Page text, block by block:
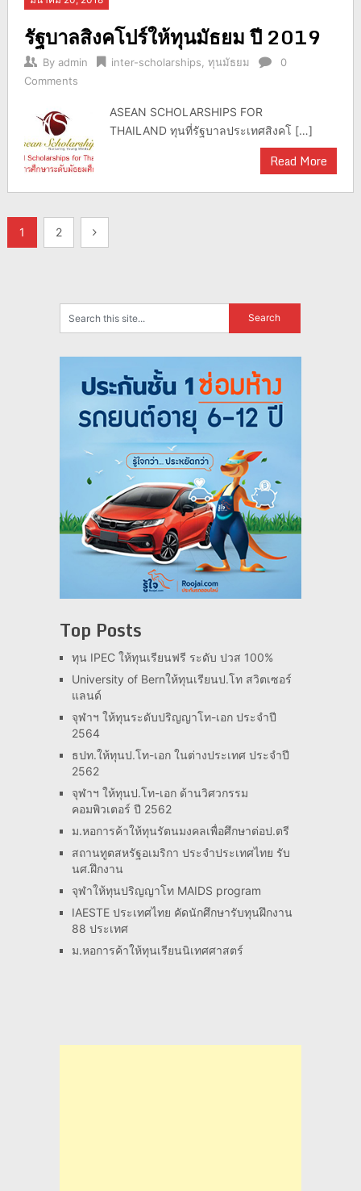
รัฐบาลสิงคโปร์ให้ทุนมัธยม ปี 2019
By admin inter-scholarships ทุนมัธยม
0
Comments
ASEAN SCHOLARSHIPS FOR
THAILAND ทุนที่รัฐบาลประเทศสิงคโ […]
Read More
แนะแนว
1 2
Top Posts
ทุน IPEC ให้ทุนเรียนฟรี ระดับ ปวส 100%
University of Bernให้ทุนเรียนป.โท สวิตเซอร์
แลนด์
จุฬาฯ ให้ทุนระดับปริญญาโท-เอก ประจำปี
2564
ธปท.ให้ทุนป.โท-เอก ในต่างประเทศ ประจำปี
2562
จุฬาฯ ให้ทุนป.โท-เอก ด้านวิศวกรรม
คอมพิวเตอร์ ปี 2562
ม.หอการค้าให้ทุนรัตนมงคลเพื่อศึกษาต่อป.ตรี
สถานทูตสหรัฐอเมริกา ประจำประเทศไทย รับ
นศ.ฝึกงาน
จุฬาให้ทุนปริญญาโท MAIDS program
IAESTE ประเทศไทย คัดนักศึกษารับทุนฝึกงาน
88 ประเทศ
ม.หอการค้าให้ทุนเรียนนิเทศศาสตร์